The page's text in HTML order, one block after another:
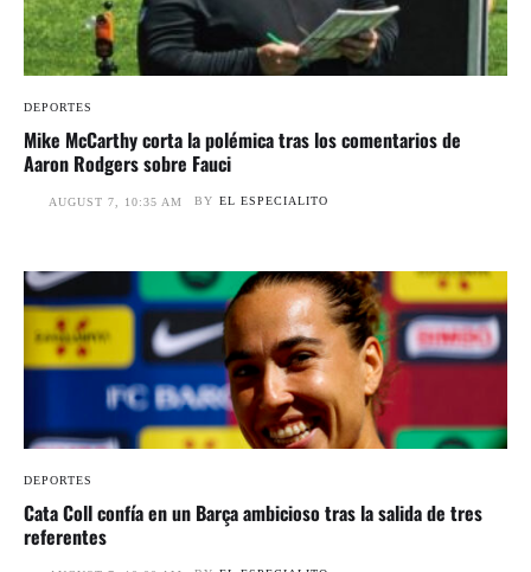
DEPORTES
Mike McCarthy corta la polémica tras los comentarios de
Aaron Rodgers sobre Fauci
AUGUST 7, 10:35 AM BY EL ESPECIALITO
DEPORTES
Cata Coll confía en un Barça ambicioso tras la salida de tres
referentes